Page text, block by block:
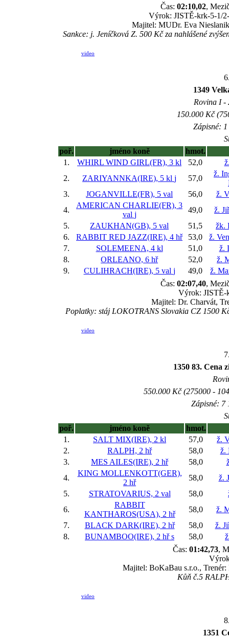
Čas: 02:10,02,
Výrok: JISTĚ-krk-5-1/
Majitel: MUDr. Eva
Sankce: j. Jeníčková Z. 500 Kč za nahlášené
video
1349
Rovina I -
150.000 Kč
Zápisné:
poř.
jméno koně
hmot.
1.
WHIRL WIND GIRL(FR), 3 kl 52,0
2.
ZARIYANNKA(IRE), 5 kl j 57,0
ž.
3.
JOGANVILLE(FR), 5 val 56,0
ž.
4.
AMERICAN CHARLIE(FR), 3
val j
49,0
ž.
5.
ZAUKHAN(GB), 5 val 51,5
žk.
6.
RABBIT RED JAZZ(IRE), 4 hř 53,0
ž.
7.
SOLEMEENA, 4 kl 51,0
ž.
8.
ORLEANO, 6 hř 52,0
ž.
9.
CULIHRACH(IRE), 5 val j 49,0
ž.
Čas: 02:07,40,
Výrok: JISTĚ-
Majitel: Dr. Charvát,
Poplatky: stáj LOKOTRANS Slovakia CZ 1500
video
1350 83.
550.000 Kč (275000 -
Zápisné: 7
poř.
jméno koně
hmot.
1.
SALT MIX(IRE), 2 kl 57,0
ž.
2.
RALPH, 2 hř 58,0
ž.
3.
MES AILES(IRE), 2 hř 58,0
4.
KING MOLLENKOTT(GER),
2 hř
58,0
ž.
5.
STRATOVARIUS, 2 val 58,0
6.
RABBIT
KANTHAROS(USA), 2 hř
58,0
ž.
7.
BLACK DARK(IRE), 2 hř 58,0
ž.
8.
BUNAMBOO(IRE), 2 hřs 58,0
Čas: 01:42,73,
Majitel: BoKaBau s.r.o.,
Kůň č.5
video
1351